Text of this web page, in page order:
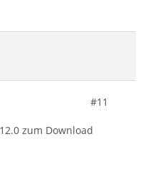
#11
zum Download